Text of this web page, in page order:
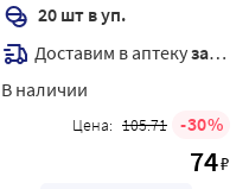
20 шт в уп.
Доставим в аптекузавтра
В наличии
Цена: 105.71 30
74₽